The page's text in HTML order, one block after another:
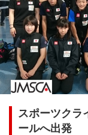
スポーツクラ
ールへ出発